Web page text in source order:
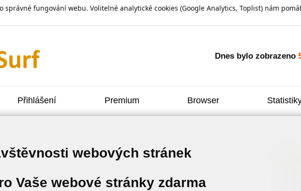
správné fungování webu. Volitelné analytické cookies (Google Analytics, Toplist) nám
Dnes bylo zobrazeno
Přihlášení Premium Browser
webových stránek
Vaše webové stránky zdarma